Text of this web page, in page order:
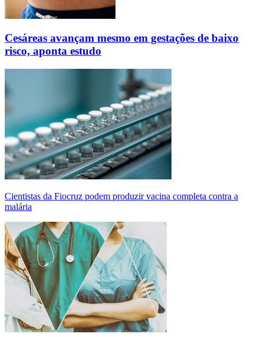
Cesáreas avançam mesmo em gestações de baixo
risco, aponta estudo
Cientistas da Fiocruz podem produzir vacina completa contra a
malária